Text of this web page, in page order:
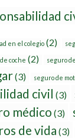
en el colegio(2)
coche (2) seguro
(3) seguro de
civil (3)
médico (3)
de vida (3)